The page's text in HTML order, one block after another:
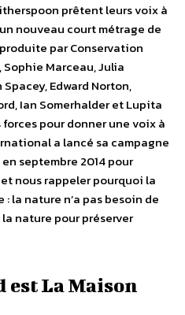
prêtent leurs voix à
nouveau court métrage de
par Conservation
Marceau, Julia
Edward Norton,
Ian Somerhalder et Lupita
forces pour donner une voix à
a lancé sa campagne
septembre 2014 pour
nous rappeler pourquoi la
la nature n’a pas besoin de
nature pour préserver
La Maison